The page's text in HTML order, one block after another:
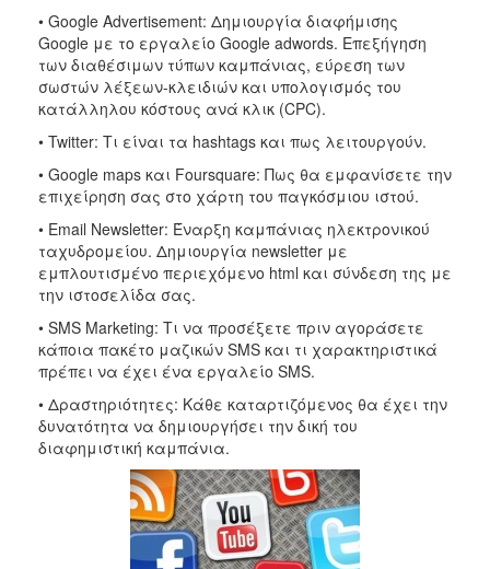
• Google Advertisement: Δημιουργία διαφήμισης
Google με το εργαλείο Google adwords. Επεξήγηση
των διαθέσιμων τύπων καμπάνιας, εύρεση των
σωστών λέξεων-κλειδιών και υπολογισμός του
κατάλληλου κόστους ανά κλικ (CPC).
• Twitter: Τι είναι τα hashtags και πως λειτουργούν.
• Google maps και Foursquare: Πως θα εμφανίσετε την
επιχείρηση σας στο χάρτη του παγκόσμιου ιστού.
• Email Newsletter: Έναρξη καμπάνιας ηλεκτρονικού
ταχυδρομείου. Δημιουργία newsletter με
εμπλουτισμένο περιεχόμενο html και σύνδεση της με
την ιστοσελίδα σας.
• SMS Marketing: Τι να προσέξετε πριν αγοράσετε
κάποια πακέτο μαζικών SMS και τι χαρακτηριστικά
πρέπει να έχει ένα εργαλείο SMS.
• Δραστηριότητες: Κάθε καταρτιζόμενος θα έχει την
δυνατότητα να δημιουργήσει την δική του
διαφημιστική καμπάνια.